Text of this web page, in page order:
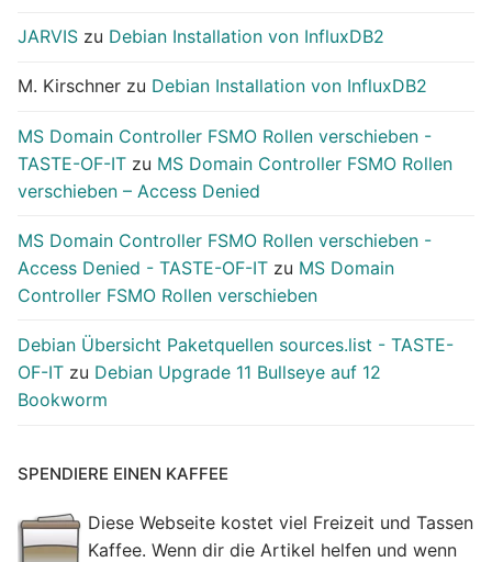
JARVIS zu Debian Installation von InfluxDB2
M. Kirschner zu Debian Installation von InfluxDB2
MS Domain Controller FSMO Rollen verschieben -
TASTE-OF-IT zu MS Domain Controller FSMO Rollen
verschieben – Access Denied
MS Domain Controller FSMO Rollen verschieben -
Access Denied - TASTE-OF-IT zu MS Domain
Controller FSMO Rollen verschieben
Debian Übersicht Paketquellen sources.list - TASTE-
OF-IT zu Debian Upgrade 11 Bullseye auf 12
Bookworm
SPENDIERE EINEN KAFFEE
Diese Webseite kostet viel Freizeit und Tassen
Kaffee. Wenn dir die Artikel helfen und wenn